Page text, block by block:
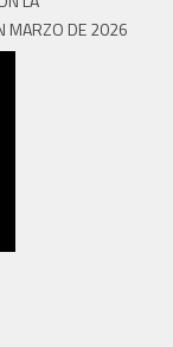
MARZO DE 2026